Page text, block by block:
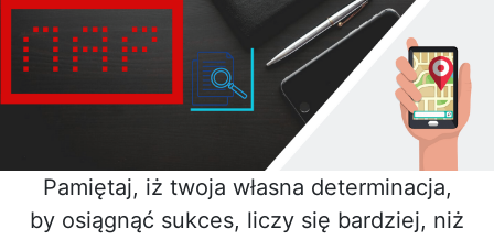
Pamiętaj, iż twoja własna determinacja,
by osiągnąć sukces, liczy się bardziej, niż